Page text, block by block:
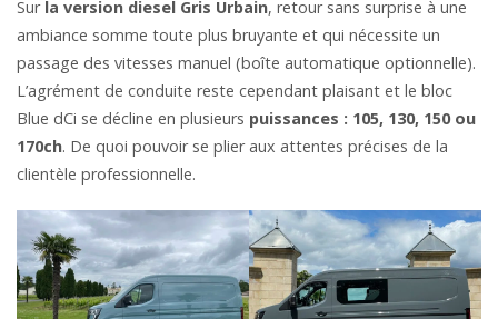
Sur la version diesel Gris Urbain, retour sans surprise à une
ambiance somme toute plus bruyante et qui nécessite un
passage des vitesses manuel (boîte automatique optionnelle).
L’agrément de conduite reste cependant plaisant et le bloc
Blue dCi se décline en plusieurs puissances : 105, 130, 150 ou
170ch. De quoi pouvoir se plier aux attentes précises de la
clientèle professionnelle.